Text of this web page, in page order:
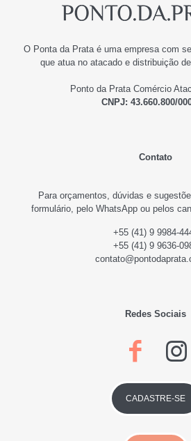
O Ponta da Prata é uma empresa com
que atua no atacado e distribuição
Ponto da Prata Comércio
CNPJ: 43.660.800/
Contato
Para orçamentos, dúvidas e
formulário, pelo WhatsApp ou pelos
+55 (41) 9 9984-
+55 (41) 9 9636-
Redes Sociais
CADASTRE-SE